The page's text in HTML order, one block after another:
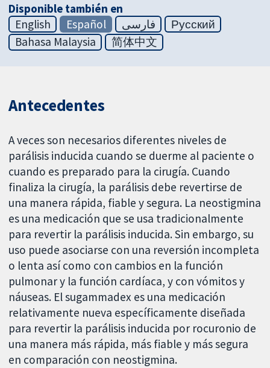
Disponible también en
English
Español فارسی
Русский
Bahasa Malaysia
简体中文
Antecedentes
A veces son necesarios diferentes niveles de
parálisis inducida cuando se duerme al paciente o
cuando es preparado para la cirugía. Cuando
finaliza la cirugía, la parálisis debe revertirse de
una manera rápida, fiable y segura. La neostigmina
es una medicación que se usa tradicionalmente
para revertir la parálisis inducida. Sin embargo, su
uso puede asociarse con una reversión incompleta
o lenta así como con cambios en la función
pulmonar y la función cardíaca, y con vómitos y
náuseas. El sugammadex es una medicación
relativamente nueva específicamente diseñada
para revertir la parálisis inducida por rocuronio de
una manera más rápida, más fiable y más segura
en comparación con neostigmina.